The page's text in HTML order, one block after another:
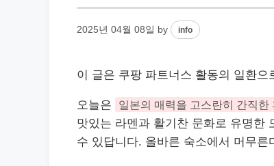
2025년 04월 08일 by info
이 글은 쿠팡 파트너스 활동의 일환
오늘은 일본의 매력을 고스란히 간직한
맛있는 라멘과 활기찬 문화로 유명한
수 있답니다. 올바른 숙소에서 머무